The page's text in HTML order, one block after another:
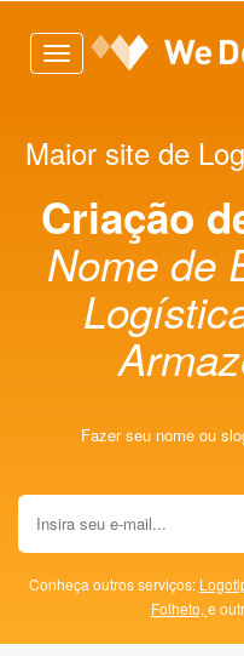
Toggle
navigation
Maior site de
Criação
Nome de
Fazer seu nome ou
Conheça outros serviços:
Folheto, e